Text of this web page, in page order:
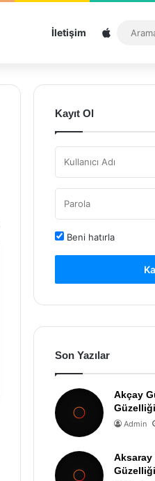
İletişim Sitemap
Kayıt Ol
Beni hatırla
Son Yazılar
Akçay
Admin
Aksaray